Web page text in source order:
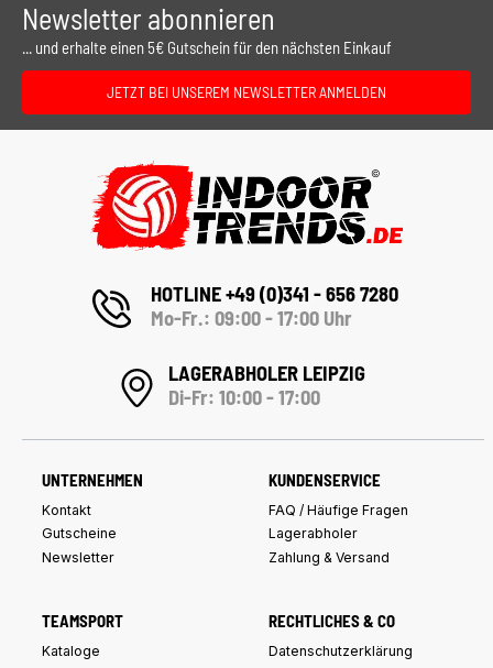
Newsletter abonnieren
... und erhalte einen 5€ Gutschein für den nächsten Einkauf
JETZT BEI UNSEREM NEWSLETTER ANMELDEN
HOTLINE +49 (0)341 - 656 7280
Mo-Fr.: 09:00 - 17:00 Uhr
LAGERABHOLER LEIPZIG
Di-Fr: 10:00 - 17:00
UNTERNEHMEN
Kontakt
Gutscheine
Newsletter
KUNDENSERVICE
FAQ / Häufige Fragen
Lagerabholer
Zahlung & Versand
TEAMSPORT
Kataloge
RECHTLICHES & CO
Datenschutzerklärung